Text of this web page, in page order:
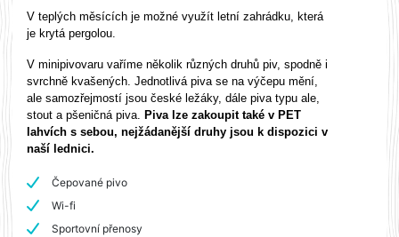
V teplých měsících je možné využít letní zahrádku, která
je krytá pergolou.
V minipivovaru vaříme několik různých druhů piv, spodně i
svrchně kvašených. Jednotlivá piva se na výčepu mění,
ale samozřejmostí jsou české ležáky, dále piva typu ale,
stout a pšeničná piva. Piva lze zakoupit také v PET
lahvích s sebou, nejžádanější druhy jsou k dispozici v
naší lednici.
Čepované pivo
Wi-fi
Sportovní přenosy